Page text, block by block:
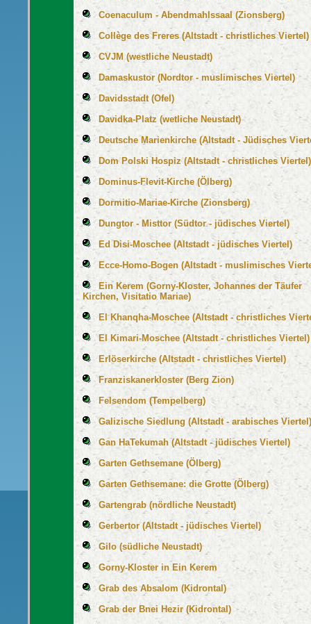
Coenaculum - Abendmahlssaal (Zionsberg)
Collège des Freres (Altstadt - christliches Viertel)
CVJM (westliche Neustadt)
Damaskustor (Nordtor - muslimisches Viertel)
Davidsstadt (Ofel)
Davidka-Platz (wetliche Neustadt)
Deutsche Marienkirche (Altstadt - Jüdisches
Dom Polski Hospiz (Altstadt - christliches Viertel)
Dominus-Flevit-Kirche (Ölberg)
Dormitio-Mariae-Kirche (Zionsberg)
Dungtor - Misttor (Südtor - jüdisches Viertel)
Ed Disi-Moschee (Altstadt - jüdisches Viertel)
Ecce-Homo-Bogen (Altstadt - muslimisches
Ein Kerem (Gorny-Kloster, Johannes der Täufer
Kirchen, Visitatio Mariae)
El Khanqha-Moschee (Altstadt - christliches
El Kimari-Moschee (Altstadt - christliches Viertel)
Erlöserkirche (Altstadt - christliches Viertel)
Franziskanerkloster (Berg Zion)
Felsendom (Tempelberg)
Galizische Siedlung (Altstadt - arabisches Viertel)
Gan HaTekumah (Altstadt - jüdisches Viertel)
Garten Gethsemane (Ölberg)
Garten Gethsemane: die Grotte (Ölberg)
Gartengrab (nördliche Neustadt)
Gerbertor (Altstadt - jüdisches Viertel)
Gilo (südliche Neustadt)
Gorny-Kloster in Ein Kerem
Grab des Absalom (Kidrontal)
Grab der Bnei Hezir (Kidrontal)